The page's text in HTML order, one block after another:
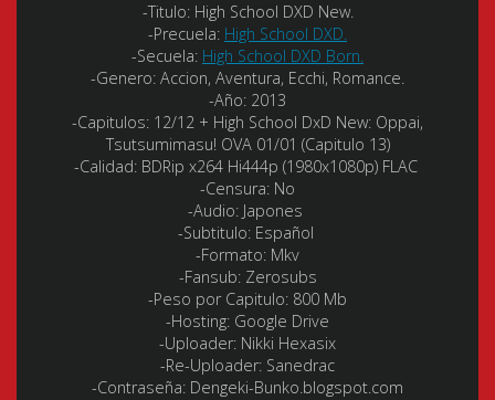
-Titulo: High School DXD New.
-Precuela: High School DXD.
-Secuela: High School DXD Born.
-Genero: Accion, Aventura, Ecchi, Romance.
-Año: 2013
-Capitulos: 12/12 + High School DxD New: Oppai,
Tsutsumimasu! OVA 01/01 (Capitulo 13)
-Calidad: BDRip x264 Hi444p (1980x1080p) FLAC
-Censura: No
-Audio: Japones
-Subtitulo: Español
-Formato: Mkv
-Fansub: Zerosubs
-Peso por Capitulo: 800 Mb
-Hosting: Google Drive
-Uploader: Nikki Hexasix
-Re-Uploader: Sanedrac
-Contraseña: Dengeki-Bunko.blogspot.com